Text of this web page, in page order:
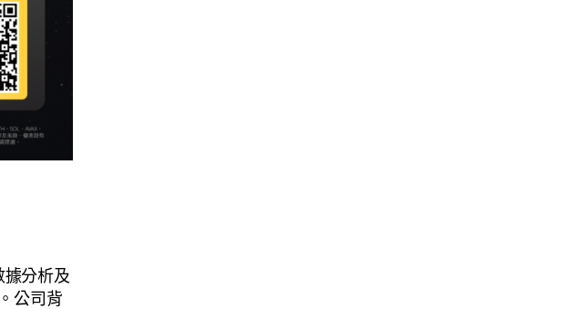
據分析及
公司背